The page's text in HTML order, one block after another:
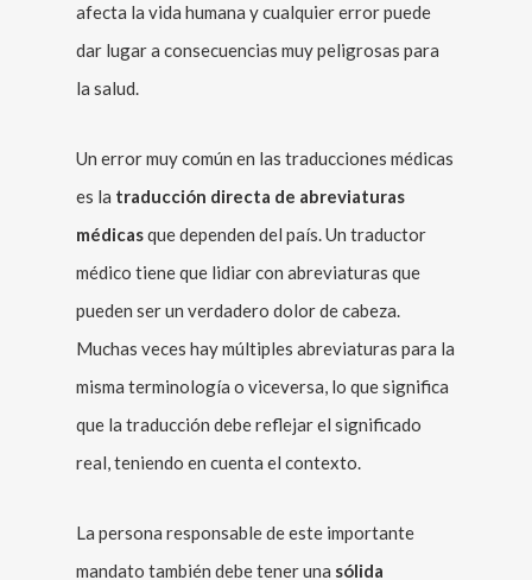
afecta la vida humana y cualquier error puede
dar lugar a consecuencias muy peligrosas para
la salud.
Un error muy común en las traducciones médicas
es la traducción directa de abreviaturas
médicasque dependen del país. Un traductor
médico tiene que lidiar con abreviaturas que
pueden ser un verdadero dolor de cabeza.
Muchas veces hay múltiples abreviaturas para la
misma terminología o viceversa, lo que significa
que la traducción debe reflejar el significado
real, teniendo en cuenta el contexto.
La persona responsable de este importante
mandato también debe tener una sólida